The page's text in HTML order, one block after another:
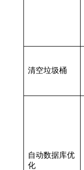
清空垃圾桶
自动数据库优
化